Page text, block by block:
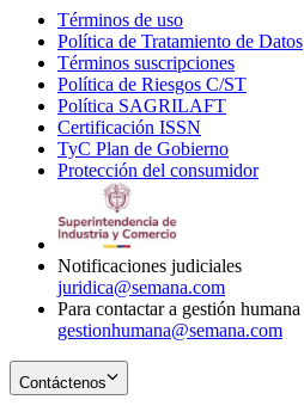
Términos de uso
in
new
window
Política de Tratamiento de Datos
Términos suscripciones
in
Política de Riesgos C/ST
Política SAGRILAFT
new
window
Certificación ISSN
in
new
TyC Plan de Gobierno
in
Protección del consumidorOpens
Notificaciones judiciales
juridica@semana.com
Para contactar a gestión humana
gestionhumana@semana.com
Contáctenos